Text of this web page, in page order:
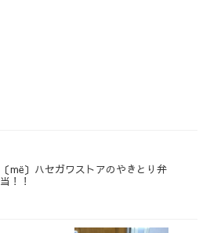
〔më〕ハセガワストアのやきとり弁
当！！